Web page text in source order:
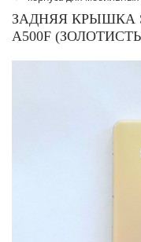
ЗАДНЯЯ КРЫШКА
A500F